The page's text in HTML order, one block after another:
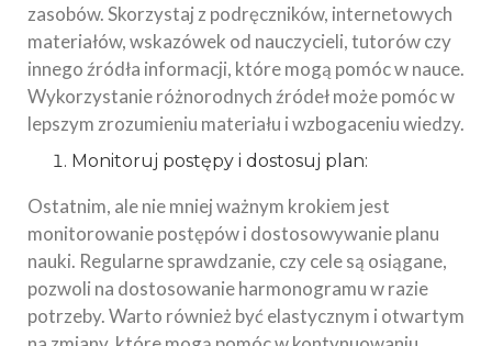
zasobów. Skorzystaj z podręczników, internetowych
materiałów, wskazówek od nauczycieli, tutorów czy
innego źródła informacji, które mogą pomóc w nauce.
Wykorzystanie różnorodnych źródeł może pomóc w
lepszym zrozumieniu materiału i wzbogaceniu wiedzy.
Monitoruj postępy i dostosuj plan:
Ostatnim, ale nie mniej ważnym krokiem jest
monitorowanie postępów i dostosowywanie planu
nauki. Regularne sprawdzanie, czy cele są osiągane,
pozwoli na dostosowanie harmonogramu w razie
potrzeby. Warto również być elastycznym i otwartym